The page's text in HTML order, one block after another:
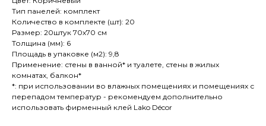
Тип панелей: комплект
Количество в комплекте (шт): 20
Размер: 20штук 70х70 см
Толщина (мм): 6
Площадь в упаковке (м2): 9,8
Применение: стены в ванной* и туалете, стены в жилых
комнатах, балкон*
*: при использовании во влажных помещениях и помещениях с
перепадом температур - рекомендуем дополнительно
использовать фирменный клей Lako Décor